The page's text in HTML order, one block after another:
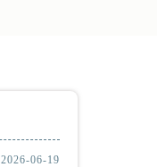
2026-06-19